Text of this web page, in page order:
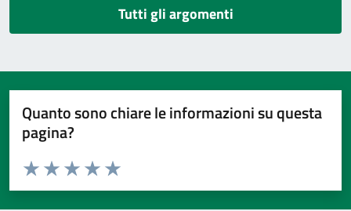
Tutti gli argomenti
Quanto sono chiare le informazioni su questa
pagina?
Valuta da 1 a 5 stelle la pagina
Valuta 5 stelle su 5
Valuta 4 stelle su 5
Valuta 3 stelle su 5
Valuta 2 stelle su 5
Valuta 1 stelle su 5